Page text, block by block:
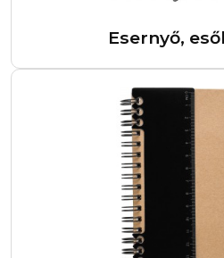
Esernyő,